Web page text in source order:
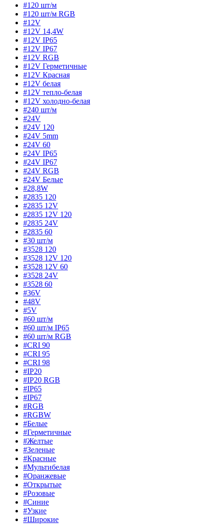
#120 шт/м
#120 шт/м RGB
#12V
#12V 14,4W
#12V IP65
#12V IP67
#12V RGB
#12V Герметичные
#12V Красная
#12V белая
#12V тепло-белая
#12V холодно-белая
#240 шт/м
#24V
#24V 120
#24V 5mm
#24V 60
#24V IP65
#24V IP67
#24V RGB
#24V Белые
#28,8W
#2835 120
#2835 12V
#2835 12V 120
#2835 24V
#2835 60
#30 шт/м
#3528 120
#3528 12V 120
#3528 12V 60
#3528 24V
#3528 60
#36V
#48V
#5V
#60 шт/м
#60 шт/м IP65
#60 шт/м RGB
#CRI 90
#CRI 95
#CRI 98
#IP20
#IP20 RGB
#IP65
#IP67
#RGB
#RGBW
#Белые
#Герметичные
#Желтые
#Зеленые
#Красные
#Мультибелая
#Оранжевые
#Открытые
#Розовые
#Синие
#Узкие
#Широкие